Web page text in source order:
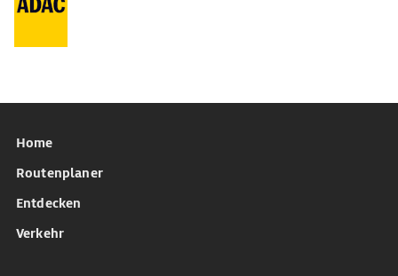
Home
Routenplaner
Entdecken
Verkehr